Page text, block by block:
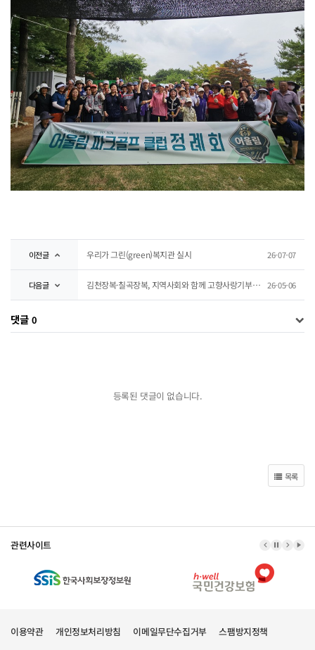
이전글 우리가 그린(green)복지관 실시 26-07-07
다음글 김천장복·칠곡장복, 지역사회와 함께 고향사랑기부제 동참 26-05-06
댓글 0
등록된 댓글이 없습니다.
목록
관련사이트 이전 배너
배너 정지
다음배
이용약관 개인정보처리방침 이메일무단수집거부 스팸방지정책